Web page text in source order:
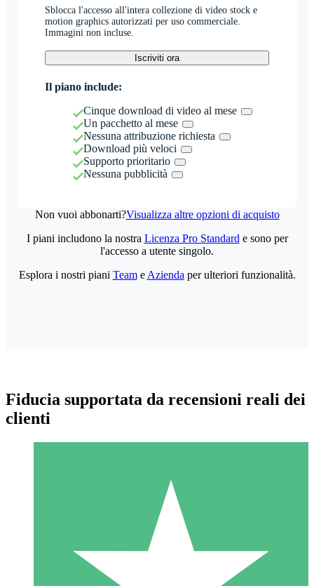
Sblocca l'accesso all'intera collezione di video stock e
motion graphics autorizzati per uso commerciale.
Immagini non incluse.
Iscriviti ora
Il piano include:
Cinque download di video al mese
Un pacchetto al mese
Nessuna attribuzione richiesta
Download più veloci
Supporto prioritario
Nessuna pubblicità
Non vuoi abbonarti?Visualizza altre opzioni di acquisto
Pacchetti di Crediti Individuali
Paga a consumo con crediti di download. Nessun impegno
I piani includono la nostra Licenza Pro Standard e sono per
l'accesso a utente singolo.
Esplora i nostri piani Teame Azienda per ulteriori funzionalità.
Fiducia supportata da recensioni reali dei
clienti